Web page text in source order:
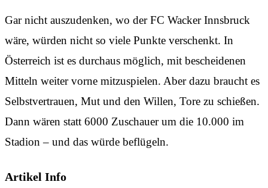
Gar nicht auszudenken, wo der FC Wacker Innsbruck
wäre, würden nicht so viele Punkte verschenkt. In
Österreich ist es durchaus möglich, mit bescheidenen
Mitteln weiter vorne mitzuspielen. Aber dazu braucht es
Selbstvertrauen, Mut und den Willen, Tore zu schießen.
Dann wären statt 6000 Zuschauer um die 10.000 im
Stadion – und das würde beflügeln.
Artikel Info